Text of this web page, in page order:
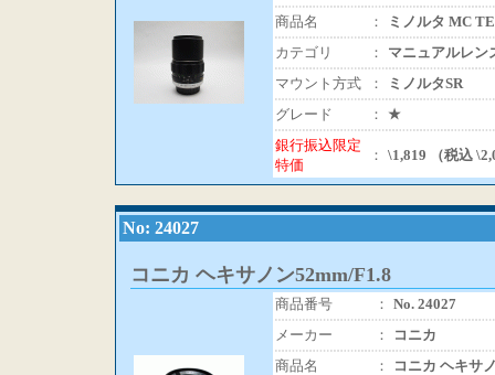
商品名
：
ミノルタ MC
カテゴリ
：
マニュアルレン
マウント方式
：
ミノルタSR
グレード
： ★
銀行振込限定
特価
： \1,819 （税込
No: 24027
コニカ ヘキサノン52mm/F1.8
商品番号 ： No. 24027
メーカー
：
コニカ
商品名
：
コニカ ヘキサ